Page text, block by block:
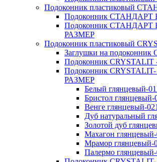
Подоконник пластиковый
Подоконник
Подоконник
РАЗМЕР
Подоконник пластиковый
Заглушки на подоконник
Подоконник
Подоконник
РАЗМЕР
Белый глянцевый-
Бристол глянцевый-
Венге глянцевый-021
Дуб натуральный
Золотой дуб
Махагон
Мрамор глянцевый-
Палермо